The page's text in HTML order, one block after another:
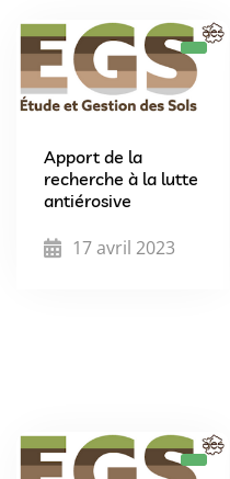
Apport de la
recherche à la lutte
antiérosive
17 avril 2023